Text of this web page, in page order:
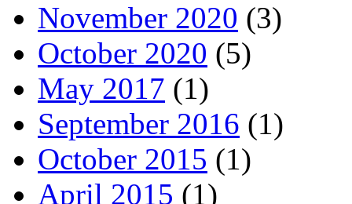
November 2020 (3)
October 2020 (5)
May 2017 (1)
September 2016 (1)
October 2015 (1)
April 2015 (1)